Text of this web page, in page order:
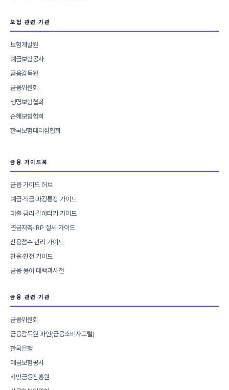
보험 관련 기관
보험개발원
예금보험공사
금융감독원
금융위원회
생명보험협회
손해보험협회
한국보험대리점협회
금융 가이드북
금융 가이드 허브
예금·적금·파킹통장 가이드
대출 금리·갈아타기 가이드
연금저축·IRP 절세 가이드
신용점수 관리 가이드
환율·환전 가이드
금융 용어 대백과사전
금융 관련 기관
금융위원회
금융감독원 파인(금융소비자포털)
한국은행
예금보험공사
서민금융진흥원